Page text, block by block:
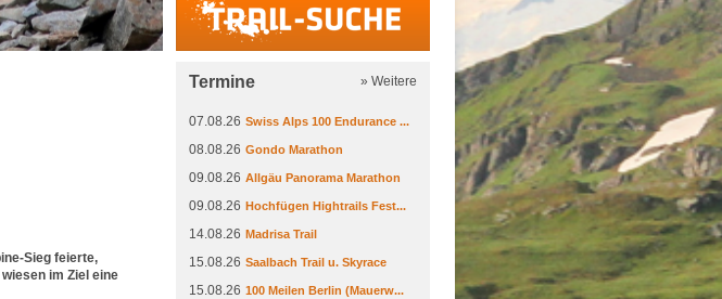
Sieg feierte,
im Ziel eine
Termine » Weitere
07.08.26 Swiss Alps 100 Endurance ...
08.08.26 Gondo Marathon
09.08.26 Allgäu Panorama Marathon
09.08.26 Hochfügen Hightrails Fest...
14.08.26 Madrisa Trail
15.08.26 Saalbach Trail u. Skyrace
15.08.26 100 Meilen Berlin (Mauerw...